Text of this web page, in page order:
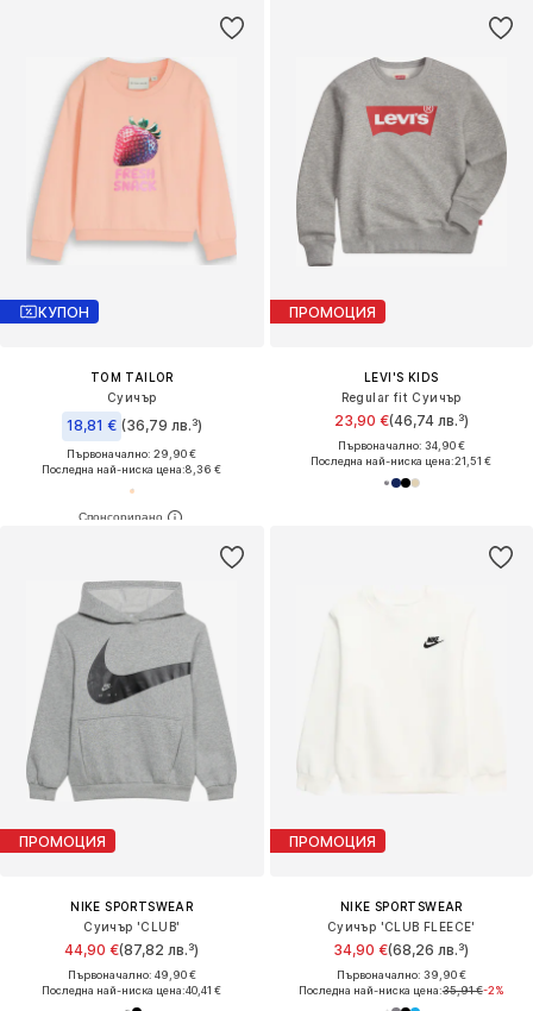
КУПОН
TOM TAILOR
Суичър
18,81 € (36,79 лв.³)
Първоначално: 29,90 €
Последна най-ниска цена:8,36 €
ПРОМОЦИЯ
LEVI'S KIDS
Regular fit Суичър
23,90 €(46,74 лв.³)
Първоначално: 34,90 €
Последна най-ниска цена:21,51 €
ПРОМОЦИЯ
NIKE SPORTSWEAR
Суичър 'CLUB'
44,90 €(87,82 лв.³)
Първоначално: 49,90 €
Последна най-ниска цена:40,41 €
ПРОМОЦИЯ
NIKE SPORTSWEAR
Суичър 'CLUB FLEECE'
34,90 €(68,26 лв.³)
Първоначално: 39,90 €
Последна най-ниска цена:35,91 €-2%